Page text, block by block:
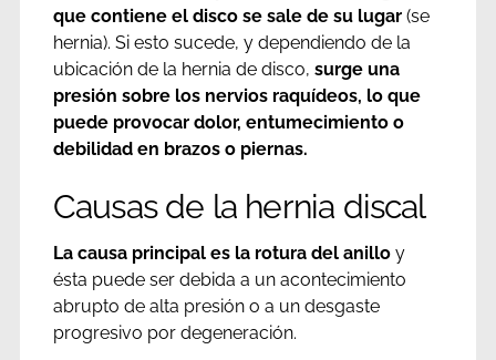
que contiene el disco se sale de su lugar(se
hernia). Si esto sucede, y dependiendo de la
ubicación de la hernia de disco, surge una
presión sobre los nervios raquídeos, lo que
puede provocar dolor, entumecimiento o
debilidad en brazos o piernas.
Causas de la hernia discal
La causa principal es la rotura del anilloy
ésta puede ser debida a un acontecimiento
abrupto de alta presión o a un desgaste
progresivo por degeneración.